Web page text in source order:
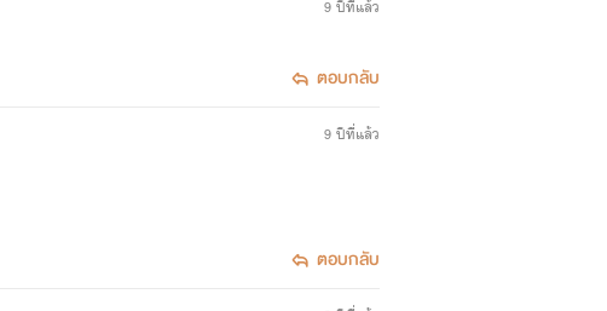
9 ปีที่แล้ว
ตอบกลับ
9 ปีที่แล้ว
ตอบกลับ